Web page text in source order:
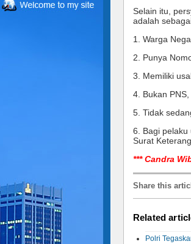
Selain itu,
adalah
1. Warga
2. Punya
3. Memiliki
4. Bukan
5. Tidak
6. Bagi pelaku
Surat
*** Candra
Share this
Related
Polri